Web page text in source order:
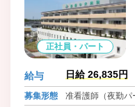
正社員・パート
給与 日給 26,835円
募集形態
准看護師（夜勤パ